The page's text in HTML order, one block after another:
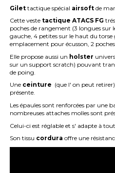
Gilet tactique spécial airsoft de
Cette veste tactique ATACS FG
poches de rangement (3 longues sur
gauche, 4 petites sur le haut du torse
emplacement pour écusson, 2
Elle propose aussi un holster
sur un support scratch) pouvant
de poing.
Une ceinture (que l' on peut
présente.
Les épaules sont renforcées par une
nombreuses attaches molles sont
Celui-ci est réglable et s' adapte à
Son tissu cordura offre une